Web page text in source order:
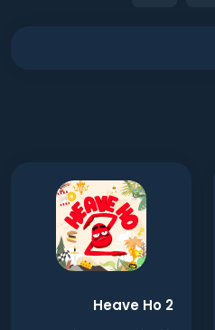
Heave Ho 2